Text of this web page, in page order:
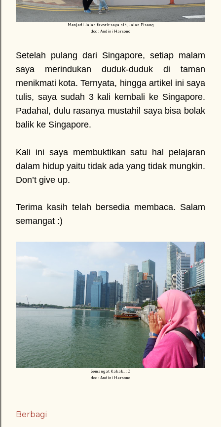
Menjadi Jalan favorit saya nih, Jalan Pisang
doc : Andini Harsono
Setelah pulang dari Singapore, setiap malam
saya merindukan duduk-duduk di taman
menikmati kota. Ternyata, hingga artikel ini saya
tulis, saya sudah 3 kali kembali ke Singapore.
Padahal, dulu rasanya mustahil saya bisa bolak
balik ke Singapore.
Kali ini saya membuktikan satu hal pelajaran
dalam hidup yaitu tidak ada yang tidak mungkin.
Don’t give up.
Terima kasih telah bersedia membaca. Salam
semangat :)
Semangat Kakak.. :D
doc : Andini Harsono
Berbagi